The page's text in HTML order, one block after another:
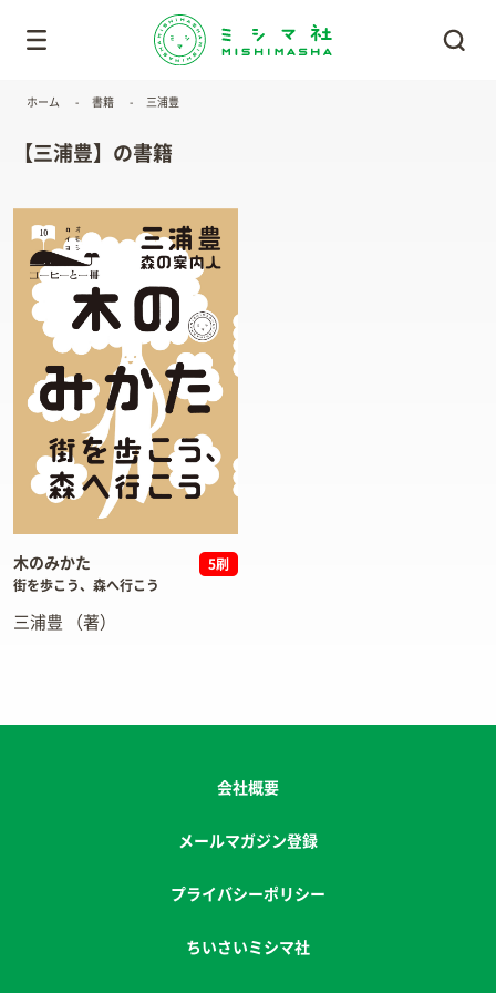
ホーム 書籍 三浦豊
【三浦豊】の書籍
木のみかた
街を歩こう、森へ行こう
5刷
三浦豊 （著）
会社概要
メールマガジン登録
プライバシーポリシー
ちいさいミシマ社